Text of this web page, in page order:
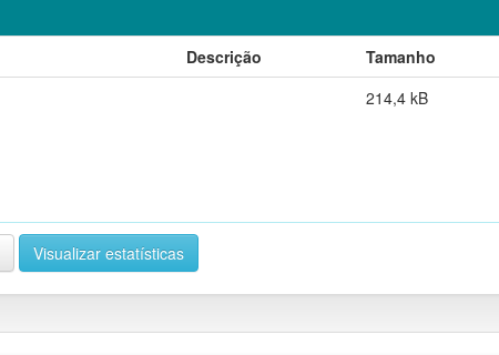
Descrição Tamanho
214,4 kB
Visualizar estatísticas